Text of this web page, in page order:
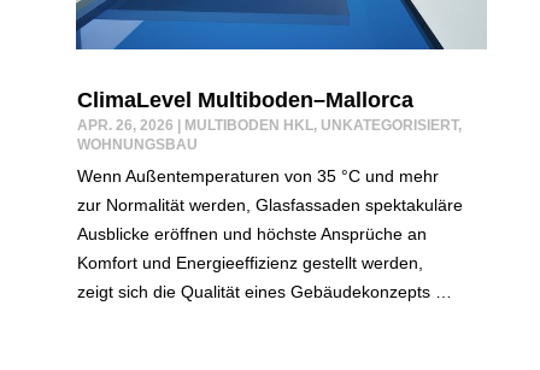
ClimaLevel Multiboden–Mallorca
APR. 26, 2026 MULTIBODEN HKL, UNKATEGORISIERT,
WOHNUNGSBAU
Wenn Außentemperaturen von 35 °C und mehr
zur Normalität werden, Glasfassaden spektakuläre
Ausblicke eröffnen und höchste Ansprüche an
Komfort und Energieeffizienz gestellt werden,
zeigt sich die Qualität eines Gebäudekonzepts …